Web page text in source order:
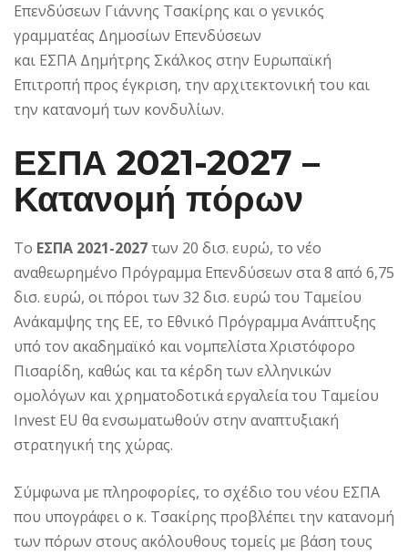
Επενδύσεων Γιάννης Τσακίρης και ο γενικός
γραμματέας Δημοσίων Επενδύσεων
και ΕΣΠΑ Δημήτρης Σκάλκος στην Ευρωπαϊκή
Επιτροπή προς έγκριση, την αρχιτεκτονική του και
την κατανομή των κονδυλίων.
ΕΣΠΑ 2021-2027 –
Κατανομή πόρων
Το ΕΣΠΑ 2021-2027των 20 δισ. ευρώ, το νέο
αναθεωρημένο Πρόγραμμα Επενδύσεων στα 8 από 6,75
δισ. ευρώ, οι πόροι των 32 δισ. ευρώ του Ταμείου
Ανάκαμψης της ΕΕ, το Εθνικό Πρόγραμμα Ανάπτυξης
υπό τον ακαδημαϊκό και νομπελίστα Χριστόφορο
Πισαρίδη, καθώς και τα κέρδη των ελληνικών
ομολόγων και χρηματοδοτικά εργαλεία του Ταμείου
Invest EU θα ενσωματωθούν στην αναπτυξιακή
στρατηγική της χώρας.
Σύμφωνα με πληροφορίες, το σχέδιο του νέου ΕΣΠΑ
που υπογράφει ο κ. Τσακίρης προβλέπει την κατανομή
των πόρων στους ακόλουθους τομείς με βάση τους